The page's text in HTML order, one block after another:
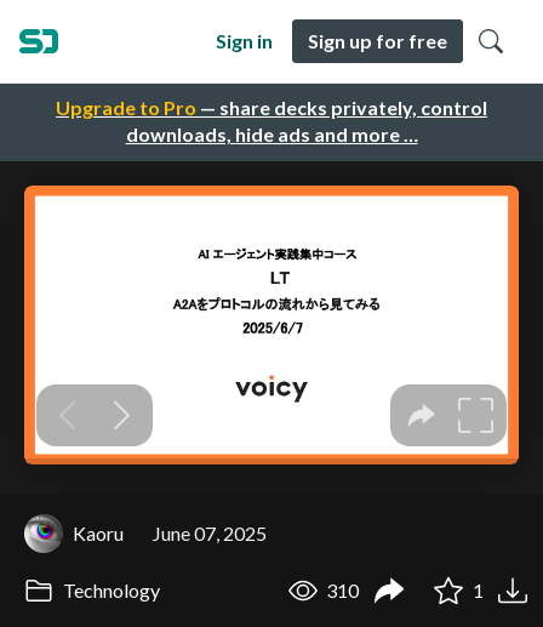
Upgrade to Pro — share decks privately, control
downloads, hide ads and more …
Sign in Sign up for free
Kaoru June 07, 2025
Technology 310 1